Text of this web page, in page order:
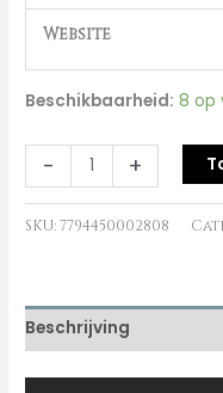
Website
Beschikbaarheid: 8 op
- +
SKU:7794450002808
Beschrijving